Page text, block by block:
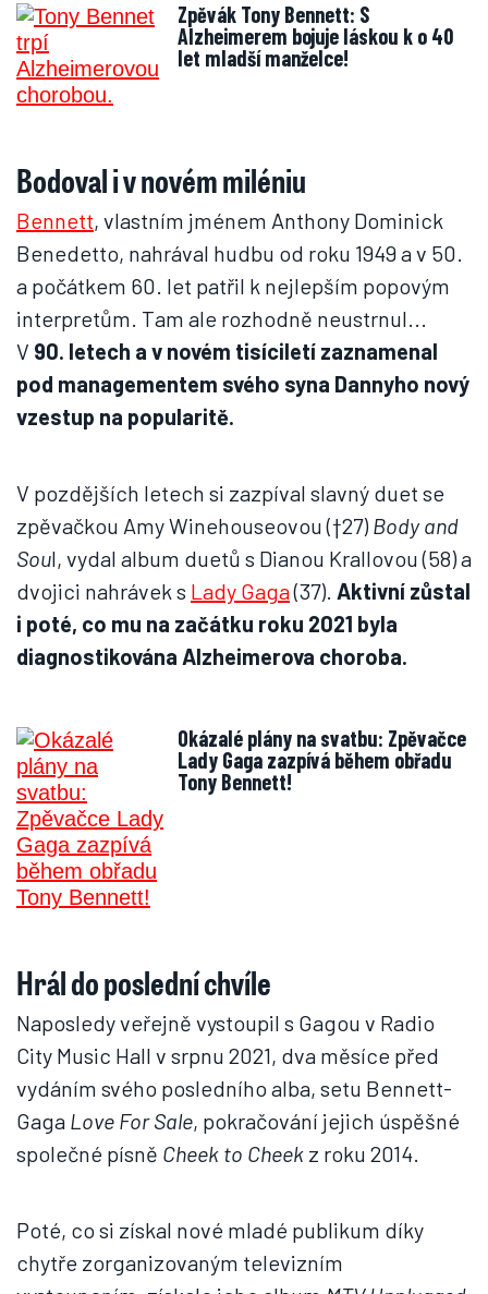
Zpěvák Tony Bennett: S
Alzheimerem bojuje láskou k o 40
let mladší manželce!
Bodoval i v novém miléniu
Bennett, vlastním jménem Anthony Dominick
Benedetto, nahrával hudbu od roku 1949 a v 50.
a počátkem 60. let patřil k nejlepším popovým
interpretům. Tam ale rozhodně neustrnul...
V 90. letech a v novém tisíciletí zaznamenal
pod managementem svého syna Dannyho nový
vzestup na popularitě.
V pozdějších letech si zazpíval slavný duet se
zpěvačkou Amy Winehouseovou (†27)Body and
Soul, vydal album duetů s Dianou Krallovou (58) a
dvojici nahrávek s Lady Gaga(37). Aktivní zůstal
i poté, co mu na začátku roku 2021 byla
diagnostikována Alzheimerova choroba.
Okázalé plány na svatbu: Zpěvačce
Lady Gaga zazpívá během obřadu
Tony Bennett!
Hrál do poslední chvíle
Naposledy veřejně vystoupil s Gagou v Radio
City Music Hall v srpnu 2021, dva měsíce před
vydáním svého posledního alba, setu Bennett-
Gaga Love For Sale, pokračování jejich úspěšné
společné písně Cheek to Cheek z roku 2014.
Poté, co si získal nové mladé publikum díky
chytře zorganizovaným televizním